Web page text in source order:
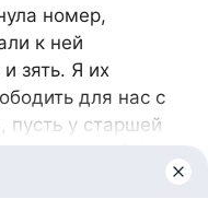
номер,
к ней
зять. Я их
для нас с
пусть у старшей
Соседка